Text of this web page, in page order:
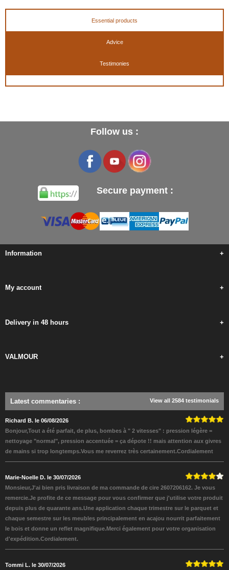
Essential products
Advice
Testimonies
Follow us :
Secure payment :
Information +
My account +
Delivery in 48 hours +
VALMOUR +
Latest commentaries : View all 2584 testimonials
Richard B. le 06/08/2026
Bonjour,Tout a été parfait, de plus, bombes à " 2 vitesses" : pression légère =
nettoyage "normal", pression accentuée = ça dépote !! mais attention aux givres
de mains si trop longtemps.Vous me reverrez très certainement.Cordialement
Marie-Noelle D. le 30/07/2026
Monsieur,J'ai bien pris livraison de ma commande de cire 2607206162. Je vous
remercie.Je profite de ce message pour vous confirmer que j'utilise votre produit
depuis plus de quarante ans.Une application chaque trimestre sur le parquet et
chaque semestre sur les meubles principalement en acajou nourrit parfaitement
le bois et donne un reflet magnifique.Merci également pour votre organisation
d'expédition.Cordialement.
Tommi L. le 30/07/2026